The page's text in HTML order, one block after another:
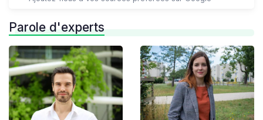
Parole d'experts